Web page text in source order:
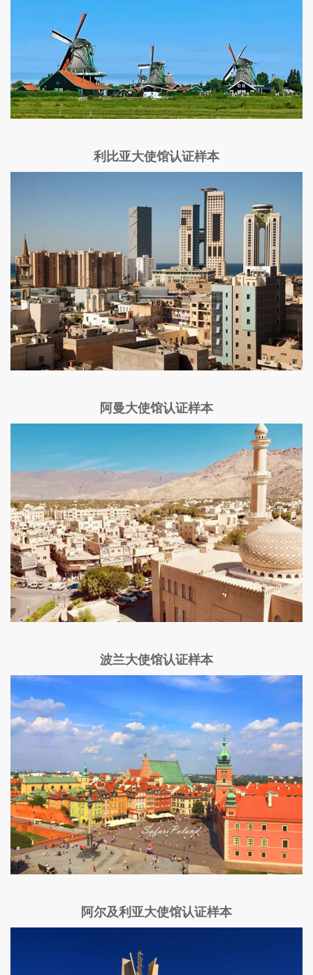
利比亚大使馆认证样本
阿曼大使馆认证样本
波兰大使馆认证样本
阿尔及利亚大使馆认证样本